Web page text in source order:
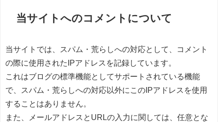
当サイトへのコメントについて
当サイトでは、スパム・荒らしへの対応として、コメント
の際に使用されたIPアドレスを記録しています。
これはブログの標準機能としてサポートされている機能
で、スパム・荒らしへの対応以外にこのIPアドレスを使用
することはありません。
また、メールアドレスとURLの入力に関しては、任意とな